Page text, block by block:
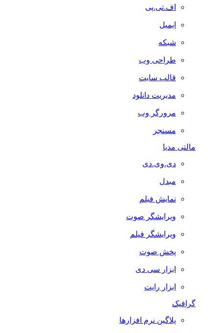
اف.تی.پی
ایمیل
شبکه
طراحی وب
قالب سایت
مدیریت دانلود
مرورگر وب
مسنجر
مالتی مدیا
دی.وی.دی
مبدل
نمایش فیلم
ویرایشگر صوت
ویرایشگر فیلم
پخش صوت
ابزار سی دی
ابزار رایت
گرافیک
پلاگین نرم افزارها